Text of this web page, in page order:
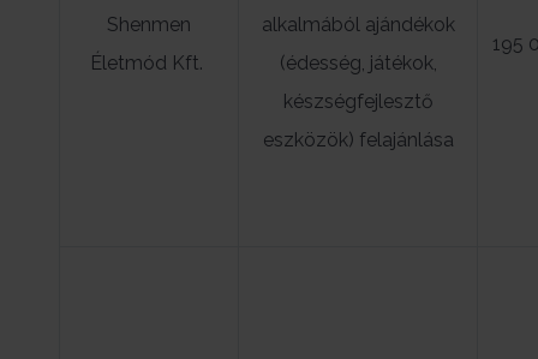
Shenmen
Életmód Kft.
alkalmából ajándékok
(édesség, játékok,
készségfejlesztő
eszközök) felajánlása
195